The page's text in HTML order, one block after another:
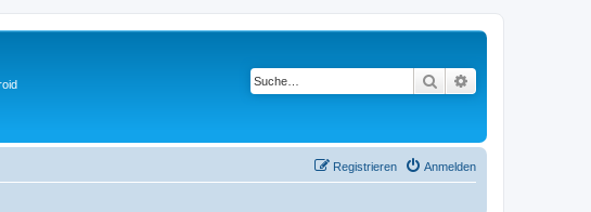
Suche
Anmelden
Registrieren